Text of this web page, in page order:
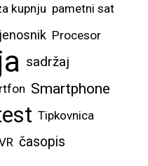
kupnju pametni sat
Procesor
sadržaj
Smartphone
Tipkovnica
časopis